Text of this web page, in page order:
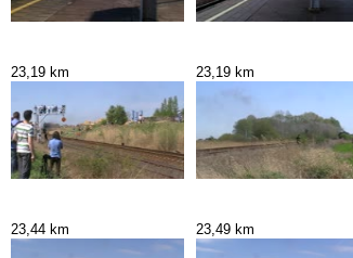
23,19 km 23,19 km
23,44 km 23,49 km